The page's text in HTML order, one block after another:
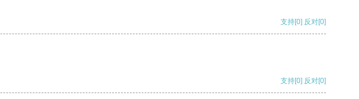
支持[0] 反对[0]
支持[0] 反对[0]